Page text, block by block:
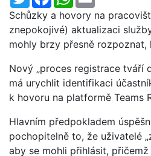
Schůzky a hovory na
znepokojivé) aktualizaci
mohly brzy přesně rozpoznat,
Nový „proces registrace tváří
má urychlit identifikaci
k hovoru na platformě Teams
Hlavním předpokladem
pochopitelně to, že uživatelé
aby se mohli přihlásit,